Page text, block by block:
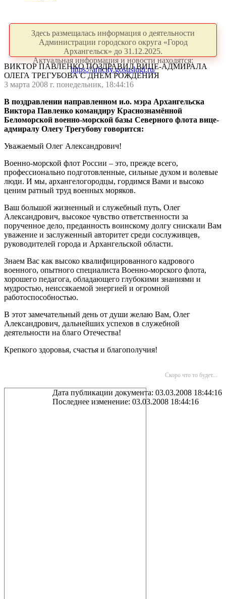
Здесь размещалась информация о деятельности
Администрации городского округа «Город
Архангельск» до 31.12.2025.
Актуальная информация и новости находятся:
https://arhcity.gosuslugi.ru/
ВИКТОР ПАВЛЕНКО ПОЗДРАВИЛ ВИЦЕ-АДМИРАЛА
ОЛЕГА ТРЕГУБОВА С ДНЕМ РОЖДЕНИЯ
3 марта 2008 г. понедельник, 18:44:16
В поздравлении направленном и.о. мэра Архангельска
Виктора Павленко командиру Краснознамённой
Беломорской военно-морской базы Северного флота вице-
адмиралу Олегу Трегубову говорится:
Уважаемый Олег Александрович!
Военно-морской флот России – это, прежде всего,
профессионально подготовленные, сильные духом и волевые
люди. И мы, архангелогородцы, гордимся Вами и высоко
ценим ратный труд военных моряков.
Ваш большой жизненный и служебный путь, Олег
Александрович, высокое чувство ответственности за
порученное дело, преданность воинскому долгу снискали Вам
уважение и заслуженный авторитет среди сослуживцев,
руководителей города и Архангельской области.
Знаем Вас как высоко квалифицированного кадрового
военного, опытного специалиста Военно-морского флота,
хорошего педагога, обладающего глубокими знаниями и
мудростью, неиссякаемой энергией и огромной
работоспособностью.
В этот замечательный день от души желаю Вам, Олег
Александрович, дальнейших успехов в служебной
деятельности на благо Отечества!
Крепкого здоровья, счастья и благополучия!
Скоро что то будет...
Дата публикации документа: 03.03.2008 18:44:16
Последнее изменение: 03.03.2008 18:44:16